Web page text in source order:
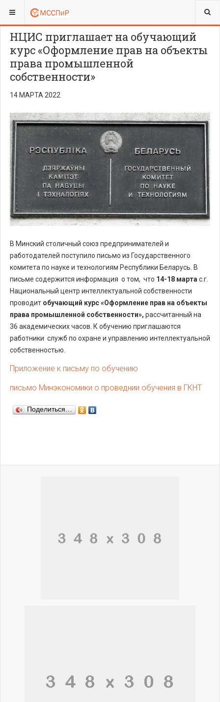
ВЫ ЗДЕСЬ:
НЦИС приглашает на обучающий
курс «Оформление прав на объекты
права промышленной
собственности»
14 МАРТА 2022
В Минский столичный союз предпринимателей и
работодателей поступило письмо из Государственного
комитета по науке и технологиям Республики Беларусь. В
письме содержится информация о том, что 14-18 марта с.г.
Национальный центр интеллектуальной собственности
проводит обучающий курс «Оформление прав на объекты
права промышленной собственности», рассчитанный на
36 академических часов. К обучению приглашаются
работники служб по охране и управлению интеллектуальной
собственностью.
Приложение к письму по обучению
письмо Минэкономики о проведнии обучения в ГКНТ
Поделиться…